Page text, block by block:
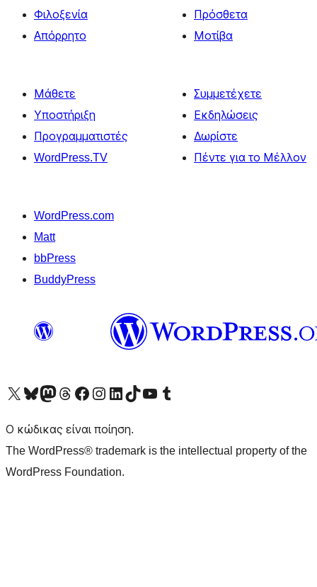
Φιλοξενία
Απόρρητο
Πρόσθετα
Μοτίβα
Μάθετε
Υποστήριξη
Προγραμματιστές
WordPress.TV
Συμμετέχετε
Εκδηλώσεις
Δωρίστε
Πέντε για το Μέλλον
WordPress.com
Matt
bbPress
BuddyPress
Visit our X (formerly Twitter) account
Visit our Bluesky account
Επισκεφθείτε τον λογαριασμό μας στο Mastodon
Visit our Threads account
Επισκεφτείτε τη σελίδα μας στο Facebook
Επισκεφθείτε τον λογαριασμό μας Instagram
Επισκεφθείτε τον λογαριασμό μας LinkedIn
Visit our TikTok account
Visit our YouTube channel
Visit our Tumblr account
Ο κώδικας είναι ποίηση.
The WordPress® trademark is the intellectual property of the
WordPress Foundation.